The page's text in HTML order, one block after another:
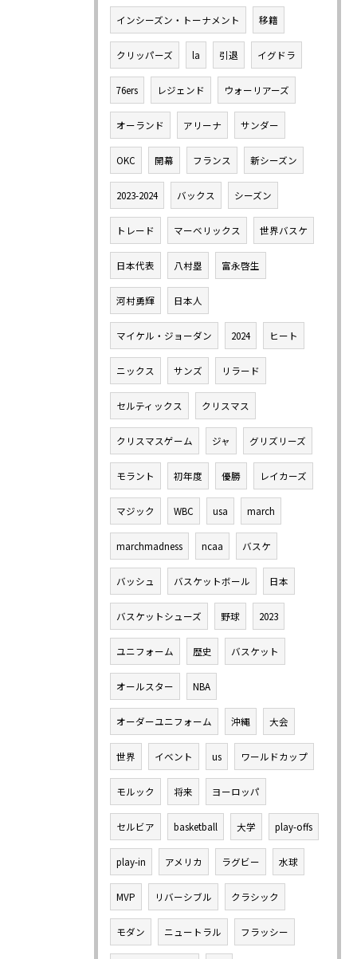
インシーズン・トーナメント 移籍
クリッパーズ la 引退 イグドラ
76ers レジェンド ウォーリアーズ
オーランド アリーナ サンダー
OKC 開幕 フランス 新シーズン
2023-2024 バックス シーズン
トレード マーベリックス 世界バスケ
日本代表 八村塁 富永啓生
河村勇輝 日本人
マイケル・ジョーダン 2024 ヒート
ニックス サンズ リラード
セルティックス クリスマス
クリスマスゲーム ジャ グリズリーズ
モラント 初年度 優勝 レイカーズ
マジック WBC usa march
marchmadness ncaa バスケ
バッシュ バスケットボール 日本
バスケットシューズ 野球 2023
ユニフォーム 歴史 バスケット
オールスター NBA
オーダーユニフォーム 沖縄 大会
世界 イベント us ワールドカップ
モルック 将来 ヨーロッパ
セルビア basketball 大学 play-offs
play-in アメリカ ラグビー 水球
MVP リバーシブル クラシック
モダン ニュートラル フラッシー